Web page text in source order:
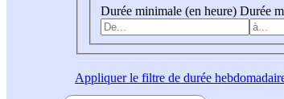
Durée minimale (en heure) Durée
Appliquerle filtre de durée